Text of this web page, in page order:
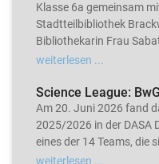
Klasse 6a gemeinsam
Stadtteilbibliothek
Bibliothekarin Frau
weiterlesen ...
Science League:
Am 20. Juni 2026 fand
2025/2026 in der DASA
eines der 14 Teams, die
weiterlesen ...